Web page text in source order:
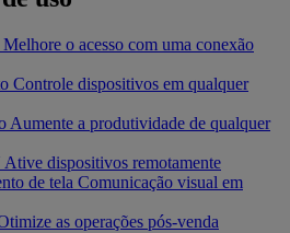
Melhore o acesso com uma conexão
Controle dispositivos em qualquer
Aumente a produtividade de qualquer
Ative dispositivos remotamente
de tela Comunicação visual em
as operações pós-venda